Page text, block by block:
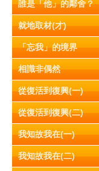
誰是「他」的鄰舍？
就地取材(才)
「忘我」的境界
相識非偶然
從復活到復興(一)
從復活到復興(二)
我知故我在(一)
我知故我在(二)